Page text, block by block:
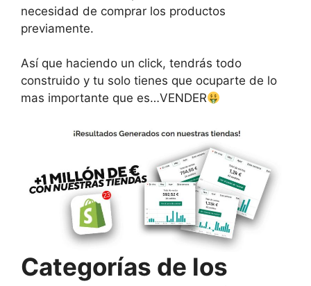
necesidad de comprar los productos
previamente.
Así que haciendo un click, tendrás todo
construido y tu solo tienes que ocuparte de lo
mas importante que es…VENDER
Categorías de los